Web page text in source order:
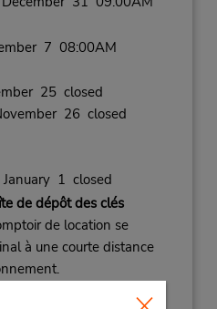
7 08:00AM
25 closed
26 closed
1 closed
de dépôt des clés
de location se
à une courte distance